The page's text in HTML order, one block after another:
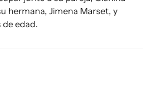
hermana, Jimena Marset, y
edad.